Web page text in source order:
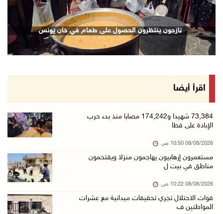
08/آب/2026 09:09 ص
ارتفاع أسعار النفط
08/آب/2026 08:23 ص
أبرز عناوين الصحف الفلسطينية
حالة الطقس: ارتفاع طفيف وموجة حر شديدة اعتبار ...
تواصل انتهاكات الاحتلال والمستعمرين: إصابات و ...
08/آب/2026 12:01 ص
قوات الاحتلال تقتحم بيت فجار جنوب بيت لحم
قوات الاحتلال تقتحم بيت لحم
نازحون ينتظرون الحصول على طعام في خان يونس
اقرأ أيضا
73,384 شهيدا و174,242 مصابا منذ بدء حرب
الإبادة على قطا
08/08/2026 10:50 ص
مستعمرون إرهابيون يهاجمون منزلا ويقتحمون
مناطق في بيت ل
08/08/2026 10:22 ص
قوات الاحتلال تجري تحقيقات ميدانية مع عشرات
المواطنين ف